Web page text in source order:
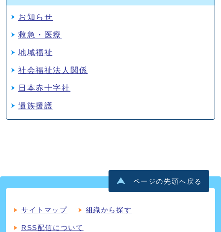
お知らせ
救急・医療
地域福祉
社会福祉法人関係
日本赤十字社
遺族援護
ページの先頭へ戻る
サイトマップ 組織から探す
RSS配信について